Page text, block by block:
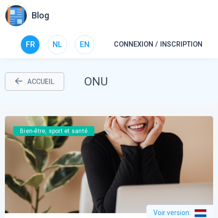
Blog
FR NL EN CONNEXION / INSCRIPTION
ACCUEIL ONU
Bien-être, sport et santé
Voir version: